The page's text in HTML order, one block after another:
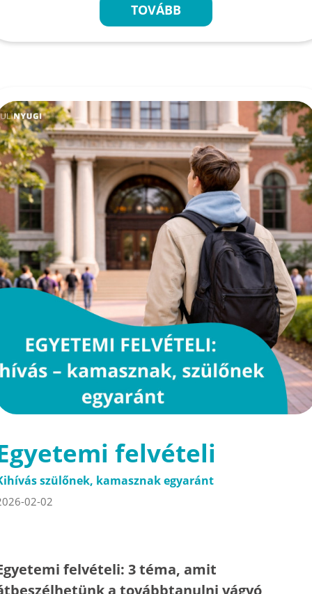
TOVÁBB
felvételi
szülőnek, kamasznak egyaránt
02-02
felvételi: 3 téma, amit
a továbbtanulni vágyó